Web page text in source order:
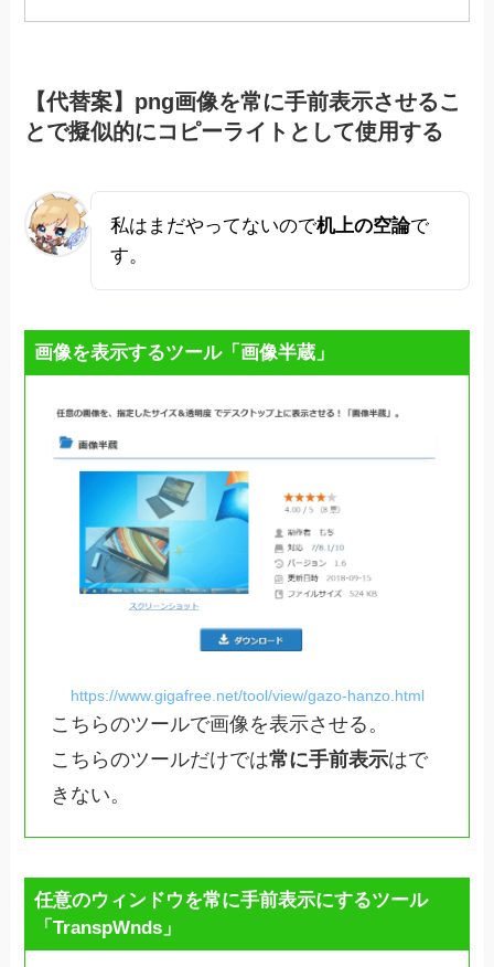
【代替案】png画像を常に手前表示させるこ
とで擬似的にコピーライトとして使用する
私はまだやってないので机上の空論で
す。
画像を表示するツール「画像半蔵」
https://www.gigafree.net/tool/view/gazo-hanzo.html
こちらのツールで画像を表示させる。
こちらのツールだけでは常に手前表示はで
きない。
任意のウィンドウを常に手前表示にするツール
「TranspWnds」